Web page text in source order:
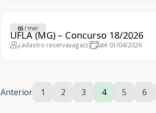
05/ mar
UFLA (MG) – Concurso 18/2026
cadastro reservavaga(s) até 01/04/2026
Anterior 1 2 3 4 5 6